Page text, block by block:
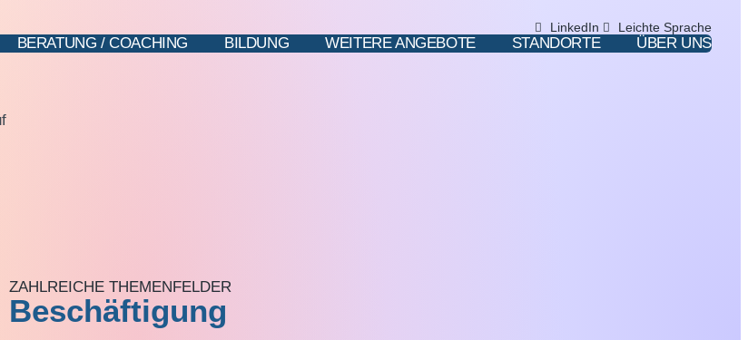
LinkedIn Leichte Sprache
BERATUNG / COACHING BILDUNG WEITERE ANGEBOTE STANDORTE ÜBER UNS
ZAHLREICHE THEMENFELDER
Beschäftigung